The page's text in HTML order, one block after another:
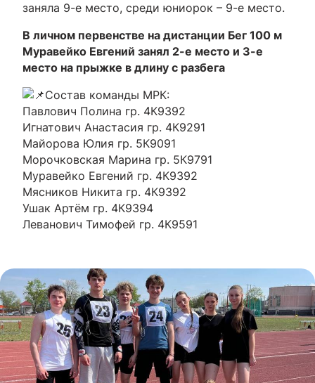
заняла 9-е место, среди юниорок – 9-е место.
В личном первенстве на дистанции Бег 100 м
Муравейко Евгений занял 2-е место и 3-е
место на прыжке в длину с разбега
Состав команды МРК:
Павлович Полина гр. 4К9392
Игнатович Анастасия гр. 4К9291
Майорова Юлия гр. 5К9091
Морочковская Марина гр. 5К9791
Муравейко Евгений гр. 4К9392
Мясников Никита гр. 4К9392
Ушак Артём гр. 4К9394
Леванович Тимофей гр. 4К9591